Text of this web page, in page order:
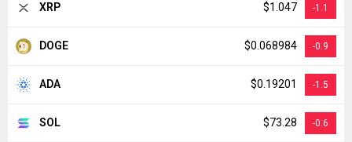
XRP $1.047 -1.1
DOGE $0.068984 -0.9
ADA $0.19201 -1.5
SOL $73.28 -0.6